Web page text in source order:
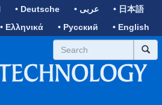
• Deutsche • عربى
• 日本語
• Ελληνικά • Русский • English